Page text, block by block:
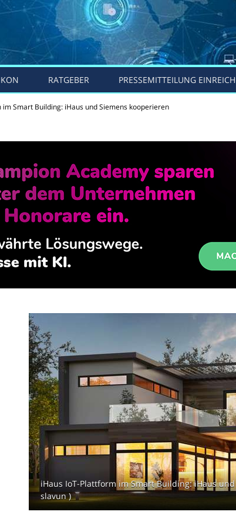
RATGEBER PRESSEMITTEILUNG
im Smart Building: iHaus und Siemens kooperieren
iHaus IoT-Plattform im Smart Building: iHaus
slavun )